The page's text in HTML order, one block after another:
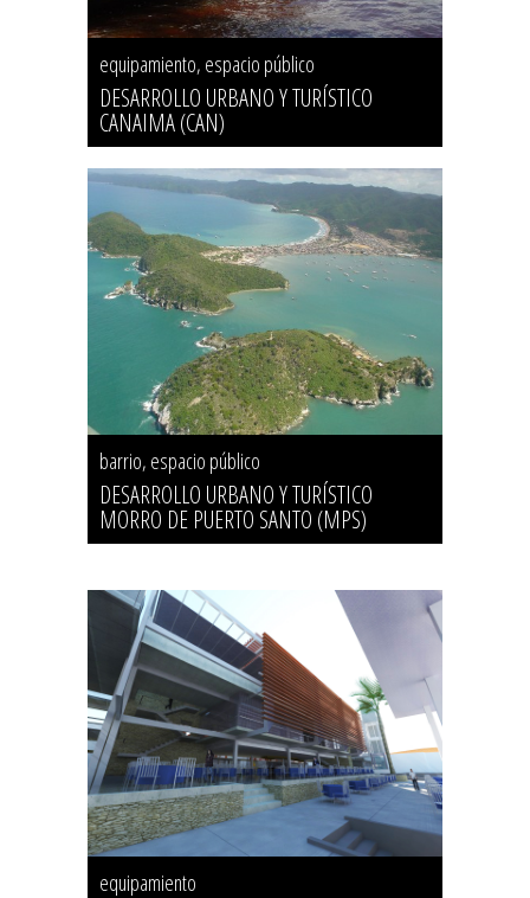
equipamiento, espacio público
DESARROLLO URBANO Y TURÍSTICO
CANAIMA (CAN)
barrio, espacio público
DESARROLLO URBANO Y TURÍSTICO
MORRO DE PUERTO SANTO (MPS)
equipamiento